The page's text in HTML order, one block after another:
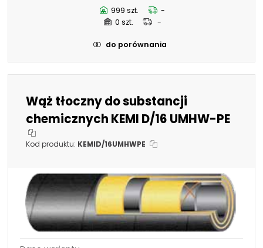
76,2 mm - 3"
101,6 mm - 4"
32 mm - 1.1/4"
999 szt.
-
0 szt.
-
do porównania
Wąż tłoczny do substancji
chemicznych KEMI D/16 UMHW-PE
Kod produktu: KEMID/16UMHWPE